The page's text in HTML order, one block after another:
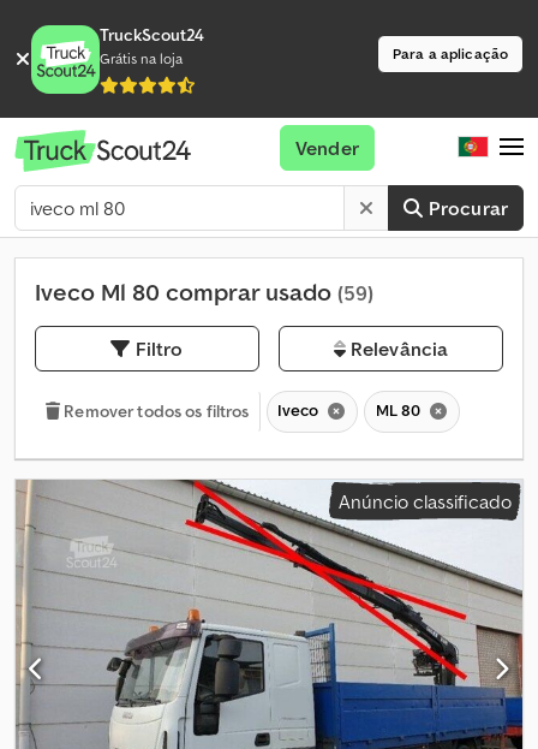
TruckScout24
Grátis na loja Para a aplicação
Procurar
Vender
Iveco Ml 80 comprar usado (59)
Filtro Relevância
Remover todos os filtros Iveco ML 80
Anúncio classificado